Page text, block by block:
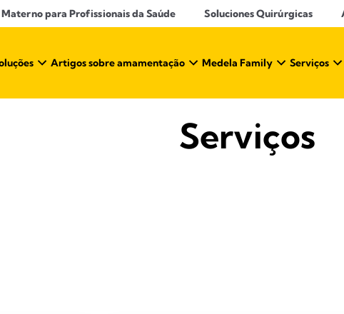
para Profissionais da Saúde​ Soluciones Quirúrgicas
Artigos sobre amamentação​ Medela Family Serviços
Serviços